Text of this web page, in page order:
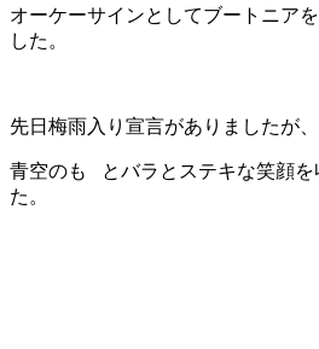
オーケーサインとしてブートニア
した。
先日梅雨入り宣言がありましたが、
青空のも とバラとステキな笑顔を
た。